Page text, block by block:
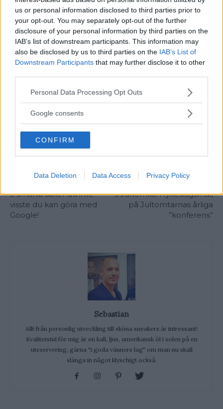
us or personal information disclosed to third parties prior to
your opt-out. You may separately opt-out of the further
disclosure of your personal information by third parties on the
IAB’s list of downstream participants. This information may
also be disclosed by us to third parties on the IAB’s List of
Downstream Participants that may further disclose it to other
Please note that this website/app uses one or more Google
not limited to your visit or usage behaviour. You may click to
use your data for below specified purposes in below Google
consent section.
Personal Data Processing Opt Outs
Google consents
CONFIRM
Data Deletion Data Access Privacy Policy
färger!”, där hittar du allt om vad färger betyder
och symboliserar, både allmänt och specifikt i
klädsel.
TAGGAR Allmänbildning Infographic Samtalsämnen
Föregående artikel
5 smarta saker du inte
visste du kan göra med
Google!
Nästa artikel
6 Jultomtar i fylleslagsmål,
på Jultomtarnas årliga
”konferens”
Sebastian
Allt från personlig utveckling till sköna sneakers är intressant!
Kvalitetstid för mig är en kall, ljus, amerikansk öl i solen på en
uteservering, gärna "i goda vänners lag" om man nu skall
slänga in något klyschigt också.